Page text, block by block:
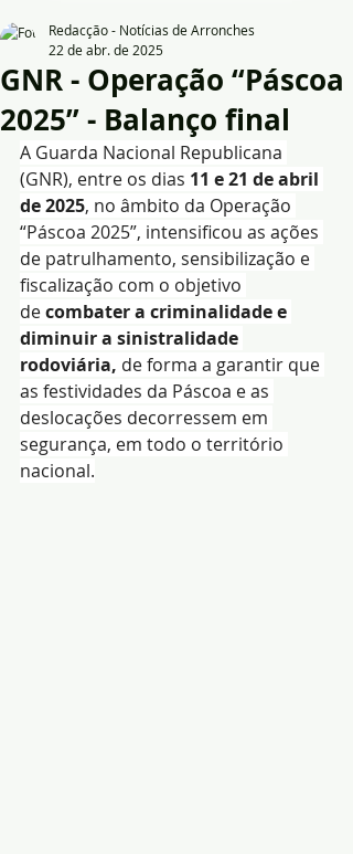
GNR - Operação “Páscoa
2025” - Balanço final
Redacção - Notícias de Arronches
22 de abr. de 2025
A Guarda Nacional Republicana
(GNR), entre os dias 11 e 21 de abril
de 2025, no âmbito da Operação
“Páscoa 2025”, intensificou as ações
de patrulhamento, sensibilização e
fiscalização com o objetivo
de combater a criminalidade e
diminuir a sinistralidade
rodoviária, de forma a garantir que
as festividades da Páscoa e as
deslocações decorressem em
segurança, em todo o território
nacional.